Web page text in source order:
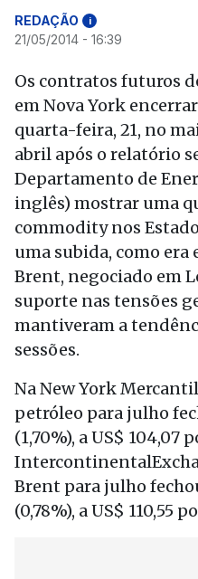
REDAÇÃO i
21/05/2014 - 16:39
Os contratos futuros
em Nova York
quarta-feira, 21, no
abril após o relatório
Departamento de
inglês) mostrar uma
commodity nos
uma subida, como era
Brent, negociado em
suporte nas tensões
mantiveram a
sessões.
Na New York
petróleo para julho
(1,70%), a US$ 104,07
Brent para julho
(0,78%), a US$ 110,55